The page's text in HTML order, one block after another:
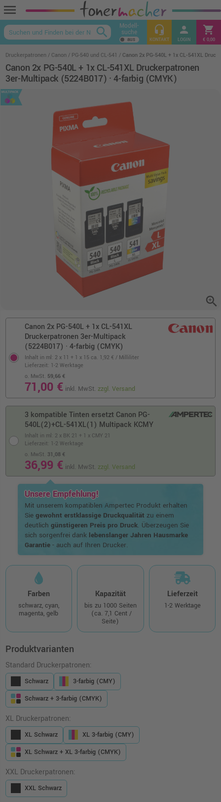
menu
keyboard_arrow_up
search Modell-
suche headset_mic
KONTAKT
person
LOGIN
shopping_cart
€ 0,00
Druckerpatronen Canon PG-540 und CL-541 Canon 2x PG-540L + 1x CL-541XL
Canon 2x PG-540L + 1x CL-541XL Druckerpatronen
3er-Multipack (5224B017) · 4-farbig (CMYK)
zoom_in
Canon 2x PG-540L + 1x CL-541XL
Druckerpatronen 3er-Multipack
(5224B017) · 4-farbig (CMYK)
Inhalt in ml: 2 x 11 + 1 x 15 ca. 1,92 € / Milliliter
o. MwSt. 59,66 €
71,00 € inkl. MwSt.zzgl. Versand
Lieferzeit: 1-2 Werktage
3 kompatible Tinten ersetzt Canon PG-
540L(2)+CL-541XL(1) Multipack KCMY
Inhalt in ml: 2 x BK 21 + 1 x CMY 21
o. MwSt. 31,08 €
36,99 € inkl. MwSt. zzgl. Versand
Lieferzeit: 1-2 Werktage
Unsere Empfehlung!
Mit unserem kompatiblen Ampertec Produkt erhalten
Sie gewohnt erstklassige Druckqualität zu einem
deutlich günstigeren Preis pro Druck. Überzeugen Sie
sich sorgenfrei dank lebenslanger Jahren Hausmarke
Garantie- auch auf Ihren Drucker.
Farben
schwarz, cyan,
magenta, gelb
Kapazität
bis zu 1000 Seiten
(ca. 7,1 Cent /
Seite)
Lieferzeit
1-2 Werktage
Produktvarianten
Standard Druckerpatronen:
Schwarz
3-farbig (CMY)
Schwarz + 3-farbig (CMYK)
XL Druckerpatronen:
XL Schwarz
XL 3-farbig (CMY)
XL Schwarz + XL 3-farbig (CMYK)
XXL Druckerpatronen:
XXL Schwarz